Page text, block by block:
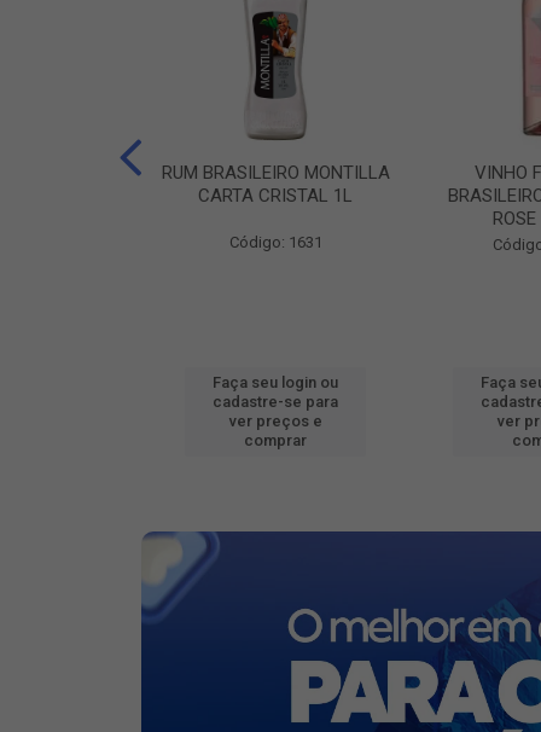
RUM BRASILEIRO MONTILLA
CARTA CRISTAL 1L
Código: 1631
Faça seu login ou
cadastre-se para
ver preços e
comprar
VINHO
Faça
ver